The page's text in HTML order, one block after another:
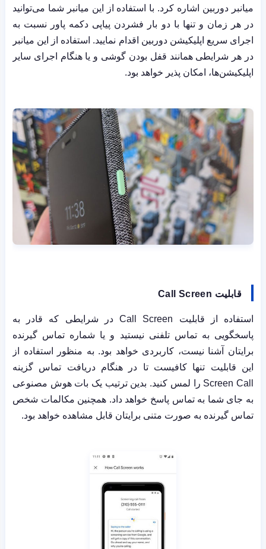
میانبر دوربین اشاره کرد. با استفاده از این میانبر شما می‌توانید
در هر زمان و تنها با دو بار فشردن پیاپی دکمه پاور نسبت به
اجرای سریع اپلیکیشن دوربین اقدام نمایید. استفاده از این میانبر
در هر شرایطی همانند قفل بودن گوشی و یا هنگام اجرای سایر
اپلیکیشن‌ها، امکان پذیر خواهد بود.
قابلیت Call Screen
استفاده از قابلیت Call Screenدر شرایطی که قادر به
پاسخگویی به تماس تلفنی نیستید و یا شماره تماس گیرنده
برایتان آشنا نیست، کاربردی خواهد بود. به منظور استفاده از
این قابلیت تنها کافیست تا در هنگام دریافت تماس گزینه
Screen Call را لمس کنید. بدین ترتیب یک بات هوش مصنوعی
به جای شما به تماس پاسخ خواهد داد. همچنین مکالمات شخص
تماس گیرنده به صورت متنی برایتان قابل مشاهده خواهد بود.